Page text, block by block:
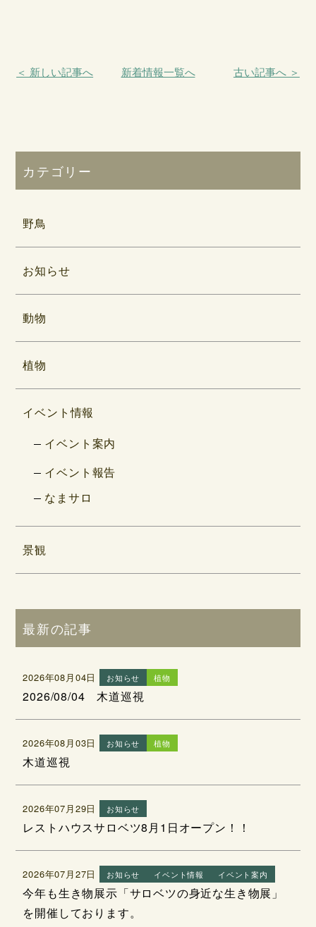
＜ 新しい記事へ 新着情報一覧へ 古い記事へ ＞
カテゴリー
野鳥
お知らせ
動物
植物
イベント情報
イベント案内
イベント報告
なまサロ
景観
最新の記事
2026年08月04日 お知らせ 植物
2026/08/04 木道巡視
2026年08月03日 お知らせ 植物
木道巡視
2026年07月29日 お知らせ
レストハウスサロベツ8月1日オープン！！
2026年07月27日 お知らせ イベント情報 イベント案内
今年も生き物展示「サロベツの身近な生き物展」
を開催しております。